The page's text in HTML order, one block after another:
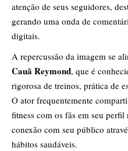
atenção de seus seguidores,
gerando uma onda de
digitais.
A repercussão da imagem se
Cauã Reymond, que é
rigorosa de treinos, prática de
O ator frequentemente
fitness com os fãs em seu
conexão com seu público
hábitos saudáveis.